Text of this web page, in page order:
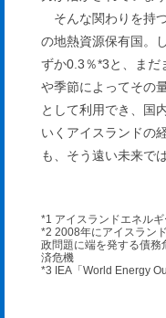
そんな関わりを持
の地熱資源保有国。
ずか0.3％*3と、まだ
や季節によってその
として利用でき、国
いくアイスランドの
も、そう遠い未来で
*1 アイスランドエネル
*2 2008年にアイスラン
政問題に端を発する債
済危機
*3 IEA「World Energy